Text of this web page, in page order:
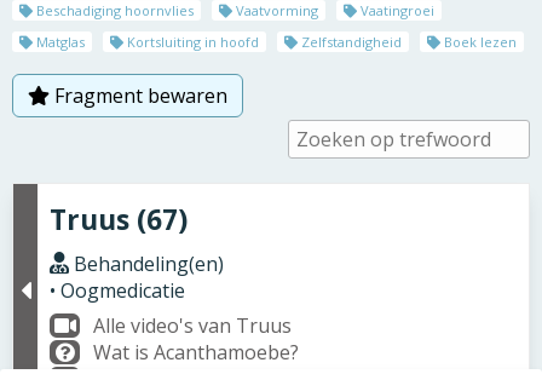
Beschadiging hoornvlies
Vaatvorming
Vaatingroei
Matglas
Kortsluiting in hoofd Zelfstandigheid Boek lezen
Fragment bewaren
Truus (67)
Behandeling(en)
• Oogmedicatie
Alle video's van Truus
Wat is Acanthamoebe?